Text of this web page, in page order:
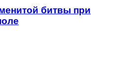
битвы при